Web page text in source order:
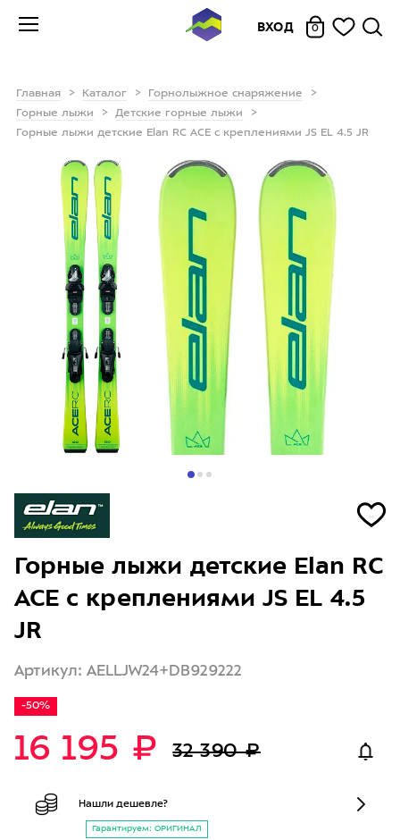
ВХОД 0
Главная Каталог
Горнолыжное снаряжение
Горные лыжи
Детские горные лыжи
Горные лыжи детские Elan RC ACE с креплениями JS EL 4.5 JR
Горные лыжи детские Elan RC
ACE с креплениями JS EL 4.5
JR
Артикул: AELLJW24+DB929222
-50%
16 195 ₽ 32 390 ₽
Нашли дешевле?
Гарантируем: ОРИГИНАЛ